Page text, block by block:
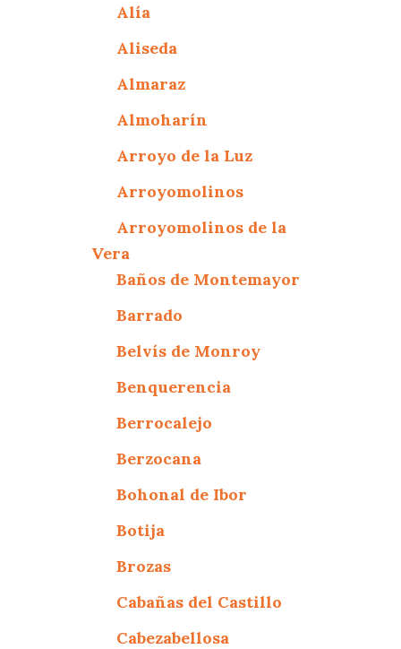
Alía
Aliseda
Almaraz
Almoharín
Arroyo de la Luz
Arroyomolinos
Arroyomolinos de la
Vera
Baños de Montemayor
Barrado
Belvís de Monroy
Benquerencia
Berrocalejo
Berzocana
Bohonal de Ibor
Botija
Brozas
Cabañas del Castillo
Cabezabellosa